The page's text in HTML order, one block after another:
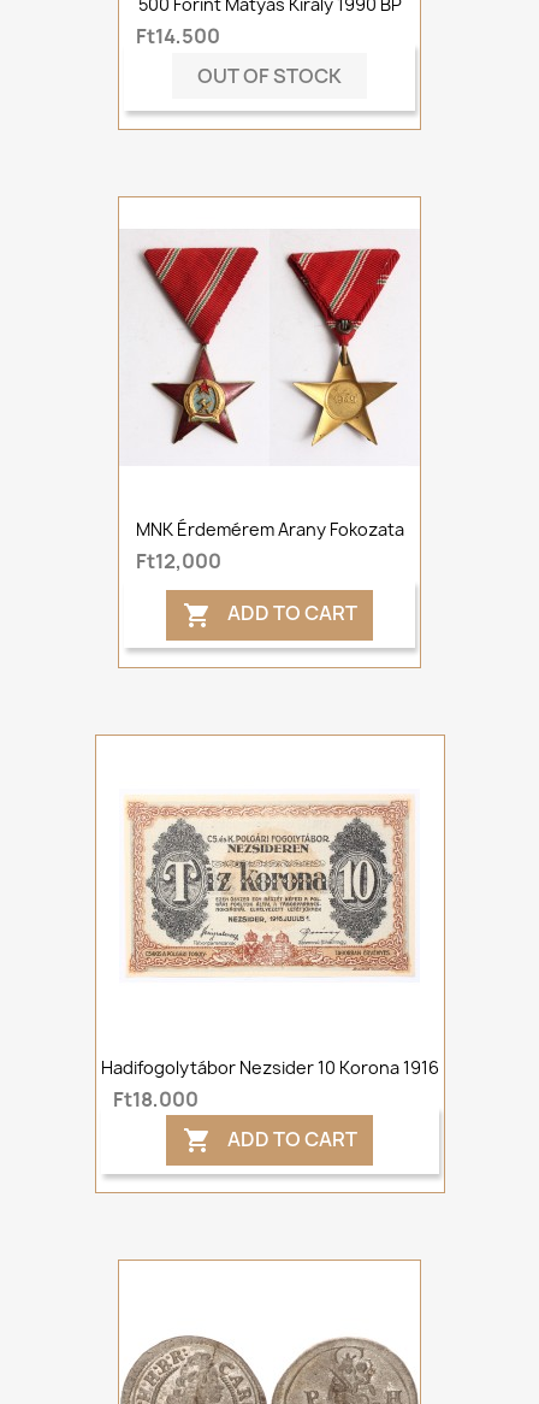
Ft14,500
OUT OF STOCK
MNK Érdemérem Arany Fokozata
Ft12,000
 ADD TO CART
Hadifogolytábor Nezsider 10 Korona 1916
Ft18,000
 ADD TO CART